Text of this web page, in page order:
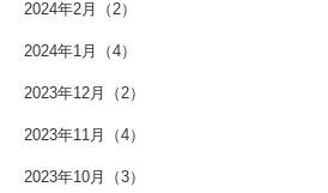
2024年2月（2）
2024年1月（4）
2023年12月（2）
2023年11月（4）
2023年10月（3）